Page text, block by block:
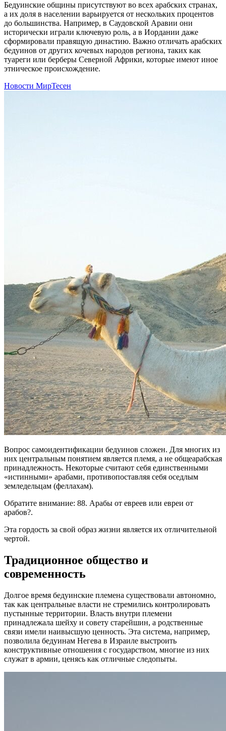
Бедуинские общины присутствуют во всех арабских странах,
а их доля в населении варьируется от нескольких процентов
до большинства. Например, в Саудовской Аравии они
исторически играли ключевую роль, а в Иордании даже
сформировали правящую династию. Важно отличать арабских
бедуинов от других кочевых народов региона, таких как
туареги или берберы Северной Африки, которые имеют иное
этническое происхождение.
Новости МирТесен
Вопрос самоидентификации бедуинов сложен. Для многих из
них центральным понятием является племя, а не общеарабская
принадлежность. Некоторые считают себя единственными
«истинными» арабами, противопоставляя себя оседлым
земледельцам (феллахам).
Обратите внимание: 88. Арабы от евреев или евреи от
арабов?.
Эта гордость за свой образ жизни является их отличительной
чертой.
Традиционное общество и
современность
Долгое время бедуинские племена существовали автономно,
так как центральные власти не стремились контролировать
пустынные территории. Власть внутри племени
принадлежала шейху и совету старейшин, а родственные
связи имели наивысшую ценность. Эта система, например,
позволила бедуинам Негева в Израиле выстроить
конструктивные отношения с государством, многие из них
служат в армии, ценясь как отличные следопыты.